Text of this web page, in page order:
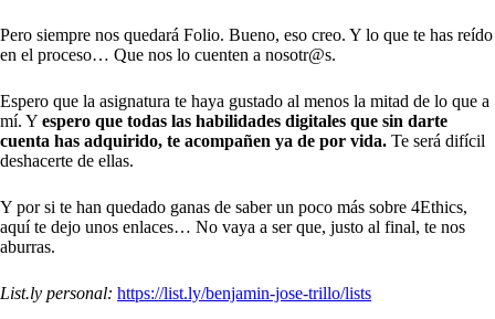
Pero siempre nos quedará Folio. Bueno, eso creo. Y lo que te has reído
en el proceso… Que nos lo cuenten a nosotr@s.
Espero que la asignatura te haya gustado al menos la mitad de lo que a
mí. Y espero que todas las habilidades digitales que sin darte
cuenta has adquirido, te acompañen ya de por vida. Te será difícil
deshacerte de ellas.
Y por si te han quedado ganas de saber un poco más sobre 4Ethics,
aquí te dejo unos enlaces… No vaya a ser que, justo al final, te nos
aburras.
List.ly personal: https://list.ly/benjamin-jose-trillo/lists